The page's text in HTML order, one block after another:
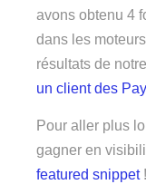
avons obtenu 4
dans les
résultats de
un client des
Pour aller plus
gagner en
featured snippet!